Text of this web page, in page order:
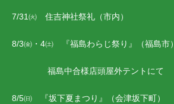
7/31㈫ 住吉神社祭礼（市内）
8/3㈮・4㈯ 『福島わらじ祭り』（福島市）
福島中合様店頭屋外テントにて
8/5㈰ 『坂下夏まつり』（会津坂下町）